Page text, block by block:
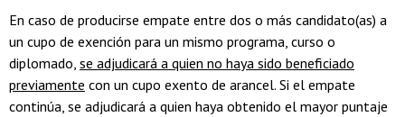
En caso de producirse empate entre dos o más candidato(as) a
un cupo de exención para un mismo programa, curso o
diplomado, se adjudicará a quien no haya sido beneficiado
previamente con un cupo exento de arancel. Si el empate
continúa, se adjudicará a quien haya obtenido el mayor puntaje